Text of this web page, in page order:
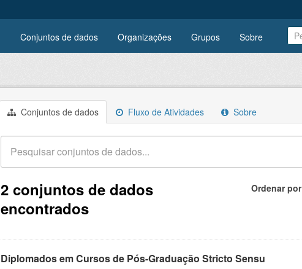
Conjuntos de dados Organizações Grupos Sobre
Conjuntos de dados Fluxo de Atividades Sobre
Ordenar por
2 conjuntos de dados
encontrados
Diplomados em Cursos de Pós-Graduação Stricto Sensu